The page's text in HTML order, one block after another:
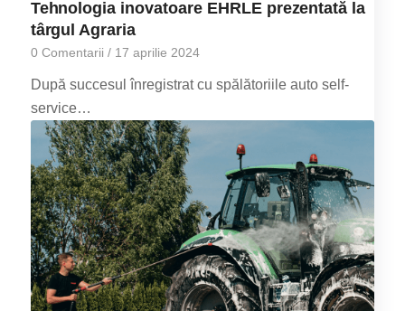
Tehnologia inovatoare EHRLE prezentată la
târgul Agraria
0 Comentarii / 17 aprilie 2024
După succesul înregistrat cu spălătoriile auto self-
service…